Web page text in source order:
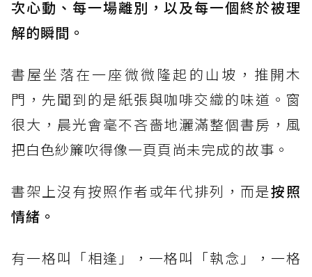
次心動、每一場離別，以及每一個終於被理
解的瞬間。
書屋坐落在一座微微隆起的山坡，推開木
門，先聞到的是紙張與咖啡交織的味道。窗
很大，晨光會毫不吝嗇地灑滿整個書房，風
把白色紗簾吹得像一頁頁尚未完成的故事。
書架上沒有按照作者或年代排列，而是按照
情緒。
有一格叫「相逢」，一格叫「執念」，一格